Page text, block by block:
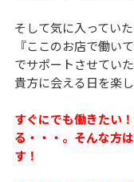
そして気に入ってい
『ここのお店で働い
でサポートさせていた
貴方に会える日を楽
すぐにでも働きたい
る・・・。そんな方
す！